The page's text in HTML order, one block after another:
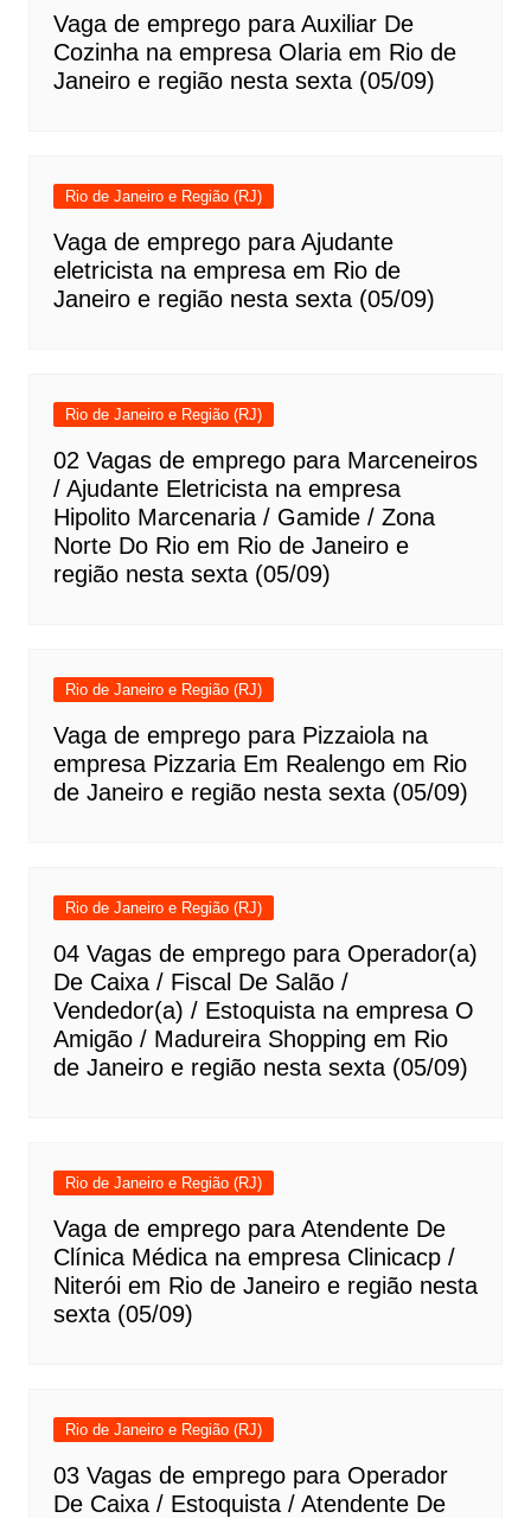
Vaga de emprego para Auxiliar De
Cozinha na empresa Olaria em Rio de
Janeiro e região nesta sexta (05/09)
Rio de Janeiro e Região (RJ)
Vaga de emprego para Ajudante
eletricista na empresa em Rio de
Janeiro e região nesta sexta (05/09)
Rio de Janeiro e Região (RJ)
02 Vagas de emprego para Marceneiros
/ Ajudante Eletricista na empresa
Hipolito Marcenaria / Gamide / Zona
Norte Do Rio em Rio de Janeiro e
região nesta sexta (05/09)
Rio de Janeiro e Região (RJ)
Vaga de emprego para Pizzaiola na
empresa Pizzaria Em Realengo em Rio
de Janeiro e região nesta sexta (05/09)
Rio de Janeiro e Região (RJ)
04 Vagas de emprego para Operador(a)
De Caixa / Fiscal De Salão /
Vendedor(a) / Estoquista na empresa O
Amigão / Madureira Shopping em Rio
de Janeiro e região nesta sexta (05/09)
Rio de Janeiro e Região (RJ)
Vaga de emprego para Atendente De
Clínica Médica na empresa Clinicacp /
Niterói em Rio de Janeiro e região nesta
sexta (05/09)
Rio de Janeiro e Região (RJ)
03 Vagas de emprego para Operador
De Caixa / Estoquista / Atendente De